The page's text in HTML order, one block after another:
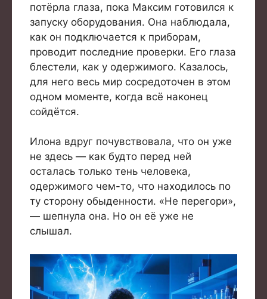
потёрла глаза, пока Максим готовился к
запуску оборудования. Она наблюдала,
как он подключается к приборам,
проводит последние проверки. Его глаза
блестели, как у одержимого. Казалось,
для него весь мир сосредоточен в этом
одном моменте, когда всё наконец
сойдётся.
Илона вдруг почувствовала, что он уже
не здесь — как будто перед ней
осталась только тень человека,
одержимого чем-то, что находилось по
ту сторону обыденности. «Не перегори»,
— шепнула она. Но он её уже не
слышал.